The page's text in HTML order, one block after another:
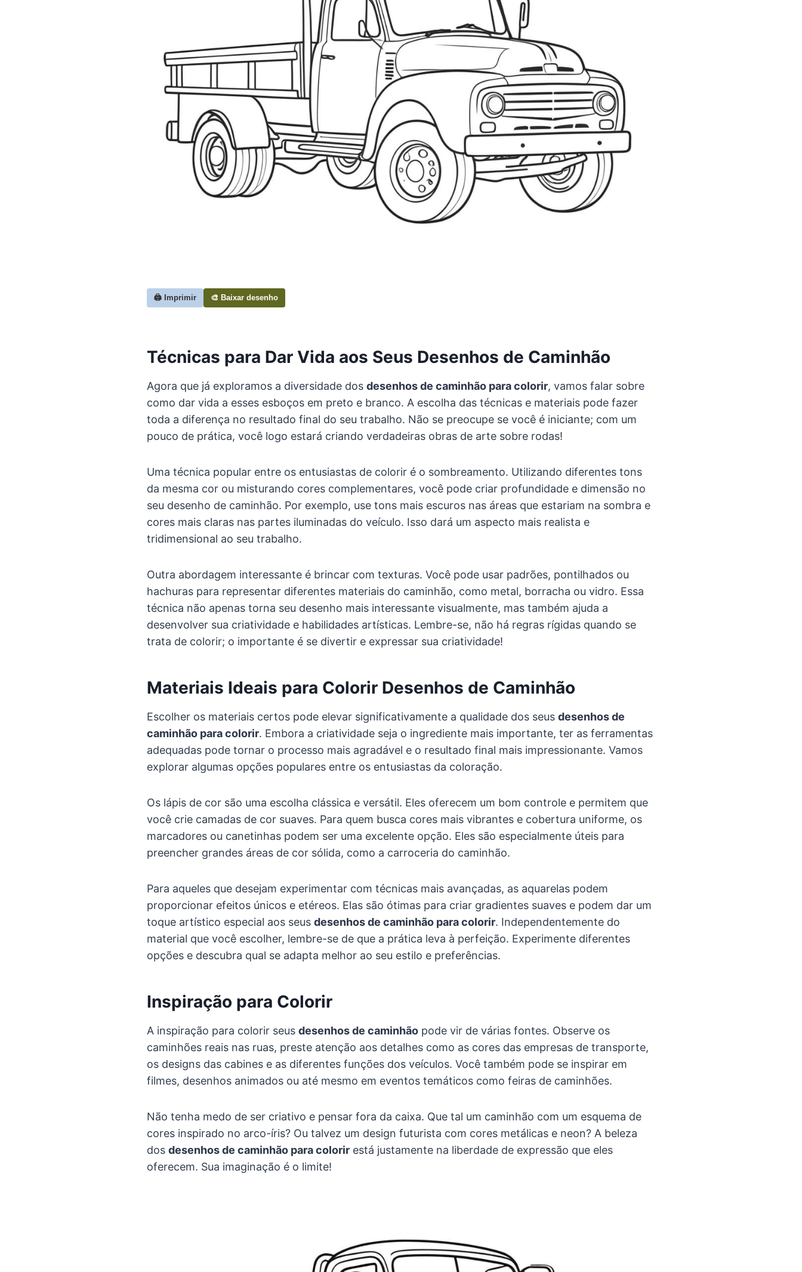
🖨️ Imprimir 🎨 Baixar desenho
Técnicas para Dar Vida aos Seus Desenhos de Caminhão
Agora que já exploramos a diversidade dos desenhos de caminhão para colorir, vamos falar sobre
como dar vida a esses esboços em preto e branco. A escolha das técnicas e materiais pode fazer
toda a diferença no resultado final do seu trabalho. Não se preocupe se você é iniciante; com um
pouco de prática, você logo estará criando verdadeiras obras de arte sobre rodas!
Uma técnica popular entre os entusiastas de colorir é o sombreamento. Utilizando diferentes tons
da mesma cor ou misturando cores complementares, você pode criar profundidade e dimensão no
seu desenho de caminhão. Por exemplo, use tons mais escuros nas áreas que estariam na sombra e
cores mais claras nas partes iluminadas do veículo. Isso dará um aspecto mais realista e
tridimensional ao seu trabalho.
Outra abordagem interessante é brincar com texturas. Você pode usar padrões, pontilhados ou
hachuras para representar diferentes materiais do caminhão, como metal, borracha ou vidro. Essa
técnica não apenas torna seu desenho mais interessante visualmente, mas também ajuda a
desenvolver sua criatividade e habilidades artísticas. Lembre-se, não há regras rígidas quando se
trata de colorir; o importante é se divertir e expressar sua criatividade!
Materiais Ideais para Colorir Desenhos de Caminhão
Escolher os materiais certos pode elevar significativamente a qualidade dos seus desenhos de
caminhão para colorir. Embora a criatividade seja o ingrediente mais importante, ter as ferramentas
adequadas pode tornar o processo mais agradável e o resultado final mais impressionante. Vamos
explorar algumas opções populares entre os entusiastas da coloração.
Os lápis de cor são uma escolha clássica e versátil. Eles oferecem um bom controle e permitem que
você crie camadas de cor suaves. Para quem busca cores mais vibrantes e cobertura uniforme, os
marcadores ou canetinhas podem ser uma excelente opção. Eles são especialmente úteis para
preencher grandes áreas de cor sólida, como a carroceria do caminhão.
Para aqueles que desejam experimentar com técnicas mais avançadas, as aquarelas podem
proporcionar efeitos únicos e etéreos. Elas são ótimas para criar gradientes suaves e podem dar um
toque artístico especial aos seus desenhos de caminhão para colorir. Independentemente do
material que você escolher, lembre-se de que a prática leva à perfeição. Experimente diferentes
opções e descubra qual se adapta melhor ao seu estilo e preferências.
Inspiração para Colorir
A inspiração para colorir seus desenhos de caminhão pode vir de várias fontes. Observe os
caminhões reais nas ruas, preste atenção aos detalhes como as cores das empresas de transporte,
os designs das cabines e as diferentes funções dos veículos. Você também pode se inspirar em
filmes, desenhos animados ou até mesmo em eventos temáticos como feiras de caminhões.
Não tenha medo de ser criativo e pensar fora da caixa. Que tal um caminhão com um esquema de
cores inspirado no arco-íris? Ou talvez um design futurista com cores metálicas e neon? A beleza
dos desenhos de caminhão para colorir está justamente na liberdade de expressão que eles
oferecem. Sua imaginação é o limite!